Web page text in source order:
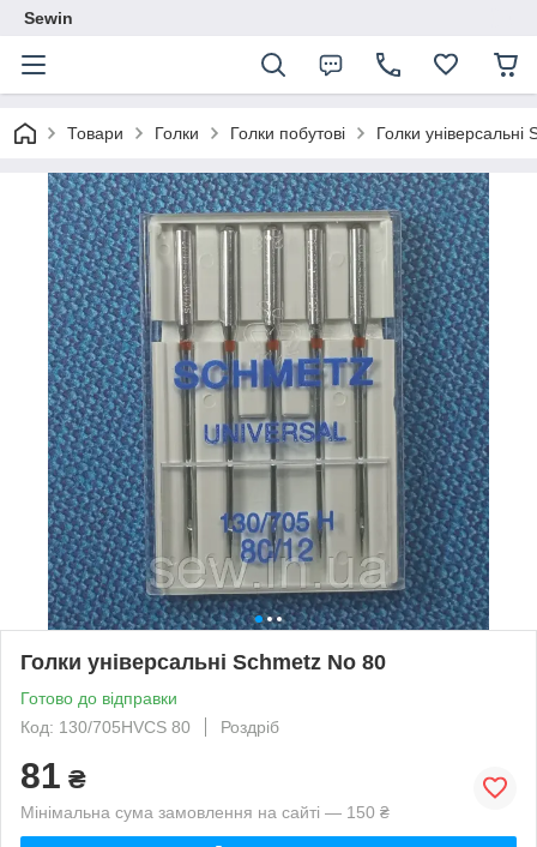
Sewin
Товари Голки Голки побутові Голки
Голки універсальні Schmetz No 80
Готово до відправки
Код: 130/705HVCS 80
Роздріб
81 ₴
Мінімальна сума замовлення на сайті — 150 ₴